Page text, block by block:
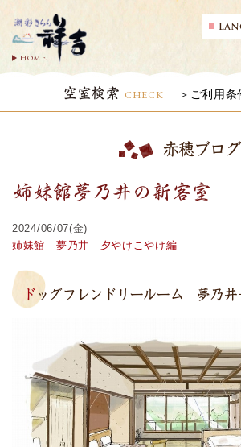
HOME
空室検索 CHECK ご利用条
赤穂ブログ
姉妹館夢乃井の新客室
2024/06/07(金)
姉妹館 夢乃井 夕やけこやけ編
ドッグフレンドリールーム 夢乃井